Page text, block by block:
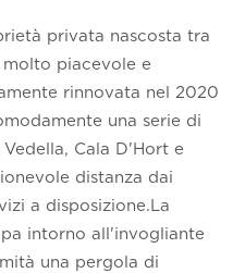
privata nascosta tra
molto piacevole e
rinnovata nel 2020
una serie di
Cala D'Hort e
distanza dai
a disposizione.La
intorno all'invogliante
una pergola di